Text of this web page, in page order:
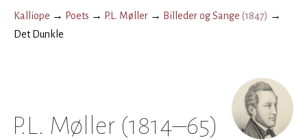
Kalliope → Poets → P.L. Møller → Billeder og Sange (1847) →
Det Dunkle
P.L. Møller (1814–65)